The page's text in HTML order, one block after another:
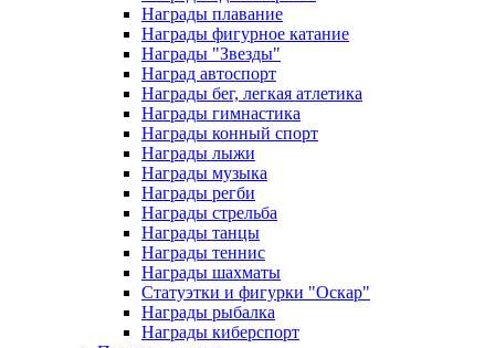
Награды плавание
Награды фигурное катание
Награды "Звезды"
Наград автоспорт
Награды бег, легкая атлетика
Награды гимнастика
Награды конный спорт
Награды лыжи
Награды музыка
Награды регби
Награды стрельба
Награды танцы
Награды теннис
Награды шахматы
Статуэтки и фигурки "Оскар"
Награды рыбалка
Награды киберспорт